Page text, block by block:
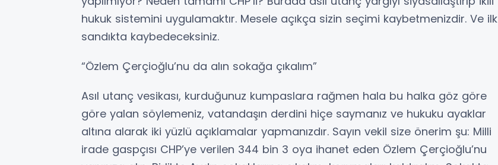
hukuk sistemini uygulamaktır. Mesele açıkça sizin seçimi kaybetmenizdir. Ve ilk
sandıkta kaybedeceksiniz.
“Özlem Çerçioğlu’nu da alın sokağa çıkalım”
Asıl utanç vesikası, kurduğunuz kumpaslara rağmen hala bu halka göz göre
göre yalan söylemeniz, vatandaşın derdini hiçe saymanız ve hukuku ayaklar
altına alarak iki yüzlü açıklamalar yapmanızdır. Sayın vekil size önerim şu: Milli
irade gaspçısı CHP’ye verilen 344 bin 3 oya ihanet eden Özlem Çerçioğlu’nu